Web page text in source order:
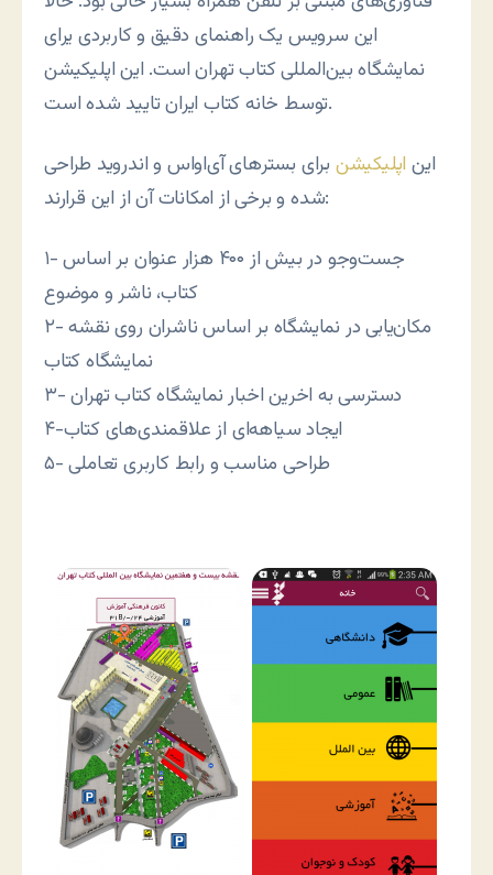
این سرویس یک راهنمای دقیق و کاربردی یرای
نمایشگاه بین‌المللی کتاب تهران است. این اپلیکیشن
توسط خانه کتاب ایران تایید شده است.
این اپلیکیشن برای بسترهای آی‌او‌اس و اندروید طراحی
شده و برخی از امکانات آن از این قرارند:
۱- جست‌وجو در بیش از ۴۰۰ هزار عنوان بر اساس
کتاب، ناشر و موضوع
۲- مکان‌یابی در نمایشگاه بر اساس ناشران روی نقشه
نمایشگاه کتاب
۳- دسترسی به اخرین اخبار نمایشگاه کتاب تهران
۴-ایجاد سیاهه‌ای از علاقمندی‌های کتاب
۵- طراحی مناسب و رابط کاربری تعاملی